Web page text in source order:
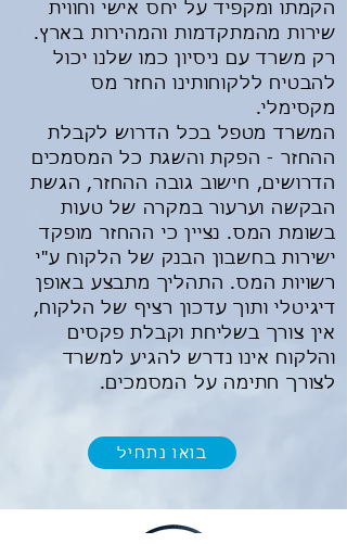
הקמתו ומקפיד על יחס אישי וחווית
שירות מהמתקדמות והמהירות בארץ.
רק משרד עם ניסיון כמו שלנו יכול
להבטיח ללקוחותינו החזר מס
מקסימלי.
המשרד מטפל בכל הדרוש לקבלת
ההחזר - הפקת והשגת כל המסמכים
הדרושים, חישוב גובה ההחזר, הגשת
הבקשה וערעור במקרה של טעות
בשומת המס. נציין כי ההחזר מופקד
ישירות בחשבון הבנק של הלקוח ע"י
רשויות המס. התהליך מתבצע באופן
דיגיטלי ותוך עדכון רציף של הלקוח,
אין צורך בשליחת וקבלת פקסים
והלקוח אינו נדרש להגיע למשרד
לצורך חתימה על המסמכים.
בואו נתחיל